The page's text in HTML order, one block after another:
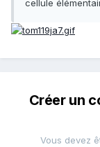
cellule
Créer un
Vous devez